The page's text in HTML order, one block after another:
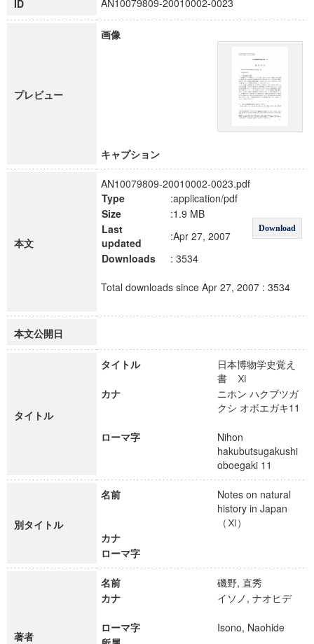
ID AN10079809-20010002-0023
プレビュー
画像
キャプション
本文
AN10079809-20010002-0023.pdf
Type
:application/pdf
Download
Size
:1.9 MB
Last
updated
:Apr 27, 2007
Downloads
: 3534
Total downloads since Apr 27, 2007 : 3534
本文公開日
タイトル
タイトル
日本博物学史覚え
書 Ⅺ
カナ
ニホン ハクブツガ
クシ オボエガキ11
ローマ字
Nihon
hakubutsugakushi
oboegaki 11
別タイトル
名前
Notes on natural
history in Japan
（Ⅺ）
カナ
ローマ字
著者
名前
磯野, 直秀
カナ
イソノ, ナオヒデ
ローマ字
Isono, Naohide